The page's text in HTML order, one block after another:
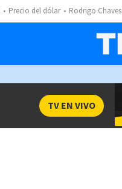
Precio del dólar Rodrigo Chaves
TV EN VIVO